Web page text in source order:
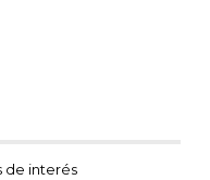
de interés